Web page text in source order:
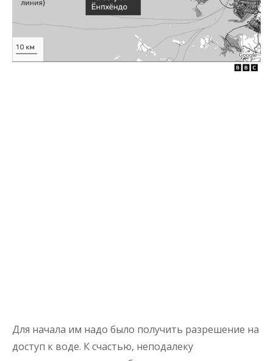
Для начала им надо было получить разрешение на
доступ к воде. К счастью, неподалеку